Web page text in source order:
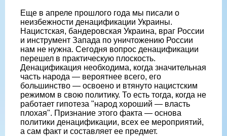
Еще в апреле прошлого года мы писали о
неизбежности денацификации Украины.
Нацистская, бандеровская Украина, враг России
и инструмент Запада по уничтожению России
нам не нужна. Сегодня вопрос денацификации
перешел в практическую плоскость.
Денацификация необходима, когда значительная
часть народа — вероятнее всего, его
большинство — освоено и втянуто нацистским
режимом в свою политику. То есть тогда, когда не
работает гипотеза "народ хороший — власть
плохая". Признание этого факта — основа
политики денацификации, всех ее мероприятий,
а сам факт и составляет ее предмет.